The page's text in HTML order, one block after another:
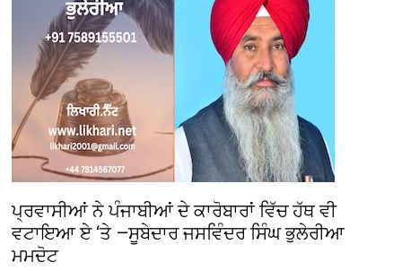
ਪ੍ਰਵਾਸੀਆਂ ਨੇ ਪੰਜਾਬੀਆਂ ਦੇ ਕਾਰੋਬਾਰਾਂ ਵਿੱਚ ਹੱਥ ਵੀ
ਵਟਾਇਆ ਏ ‘ਤੇ —ਸੂਬੇਦਾਰ ਜਸਵਿੰਦਰ ਸਿੰਘ ਭੁਲੇਰੀਆ
ਮਮਦੋਟ